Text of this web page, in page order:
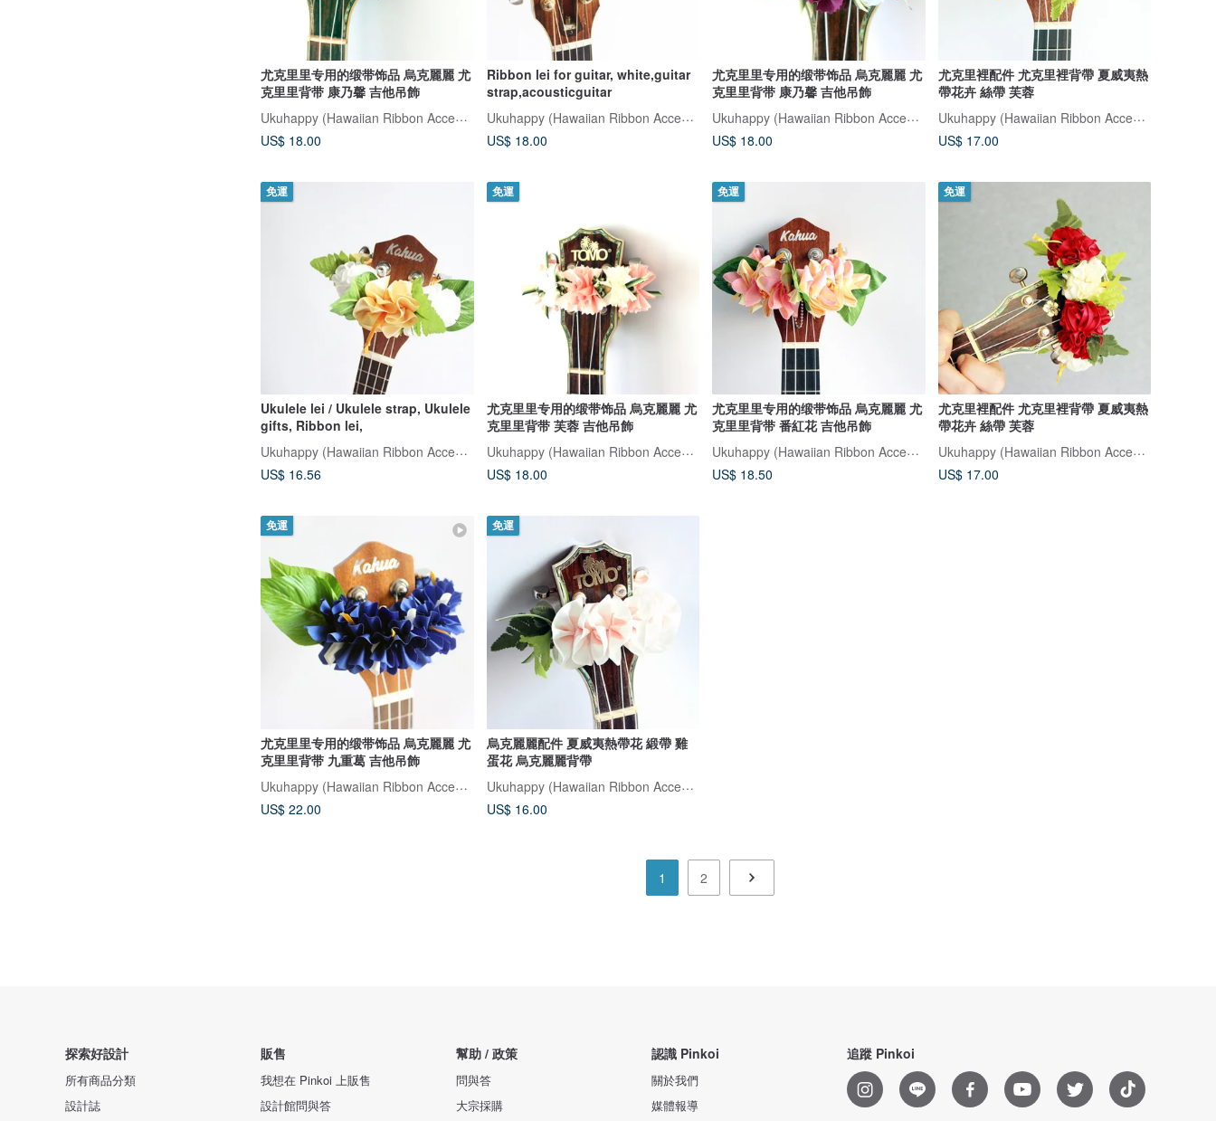
尤克里里专用的缎带饰品 烏克麗麗 尤
克里里背带 康乃馨 吉他吊飾
Ukuhappy (Hawaiian Ribbon Accessory)
US$ 18.00
Ribbon lei for guitar, white,guitar
strap,acousticguitar
Ukuhappy (Hawaiian Ribbon Accessory)
US$ 18.00
尤克里里专用的缎带饰品 烏克麗麗 尤
克里里背带 康乃馨 吉他吊飾
Ukuhappy (Hawaiian Ribbon Accessory)
US$ 18.00
尤克里裡配件 尤克里裡背帶 夏威夷熱
帶花卉 絲帶 芙蓉
Ukuhappy (Hawaiian Ribbon Accessory)
US$ 17.00
免運
Ukulele lei / Ukulele strap, Ukulele
gifts, Ribbon lei,
Ukuhappy (Hawaiian Ribbon Accessory)
US$ 16.56
免運
尤克里里专用的缎带饰品 烏克麗麗 尤
克里里背带 芙蓉 吉他吊飾
Ukuhappy (Hawaiian Ribbon Accessory)
US$ 18.00
免運
尤克里里专用的缎带饰品 烏克麗麗 尤
克里里背带 番紅花 吉他吊飾
Ukuhappy (Hawaiian Ribbon Accessory)
US$ 18.50
免運
尤克里裡配件 尤克里裡背帶 夏威夷熱
帶花卉 絲帶 芙蓉
Ukuhappy (Hawaiian Ribbon Accessory)
US$ 17.00
免運
尤克里里专用的缎带饰品 烏克麗麗 尤
克里里背带 九重葛 吉他吊飾
Ukuhappy (Hawaiian Ribbon Accessory)
US$ 22.00
免運
烏克麗麗配件 夏威夷熱帶花 緞帶 雞
蛋花 烏克麗麗背帶
Ukuhappy (Hawaiian Ribbon Accessory)
US$ 16.00
1 2
探索好設計
所有商品分類
設計誌
販售
我想在 Pinkoi 上販售
設計館問與答
幫助 / 政策
問與答
大宗採購
認識 Pinkoi
關於我們
媒體報導
追蹤 Pinkoi